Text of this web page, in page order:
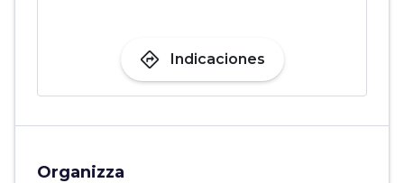
directions Indicaciones
Organizza